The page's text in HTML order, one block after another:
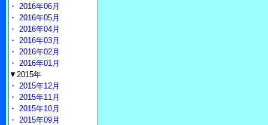
・ 2016年06月
・ 2016年05月
・ 2016年04月
・ 2016年03月
・ 2016年02月
・ 2016年01月
▼2015年
・ 2015年12月
・ 2015年11月
・ 2015年10月
・ 2015年09月